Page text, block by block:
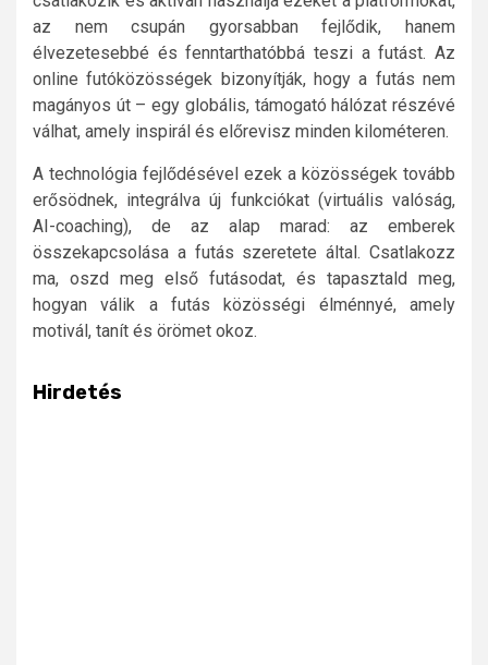
az nem csupán gyorsabban fejlődik, hanem
élvezetesebbé és fenntarthatóbbá teszi a futást. Az
online futóközösségek bizonyítják, hogy a futás nem
magányos út – egy globális, támogató hálózat részévé
válhat, amely inspirál és előrevisz minden kilométeren.
A technológia fejlődésével ezek a közösségek tovább
erősödnek, integrálva új funkciókat (virtuális valóság,
AI-coaching), de az alap marad: az emberek
összekapcsolása a futás szeretete által. Csatlakozz
ma, oszd meg első futásodat, és tapasztald meg,
hogyan válik a futás közösségi élménnyé, amely
motivál, tanít és örömet okoz.
Hirdetés